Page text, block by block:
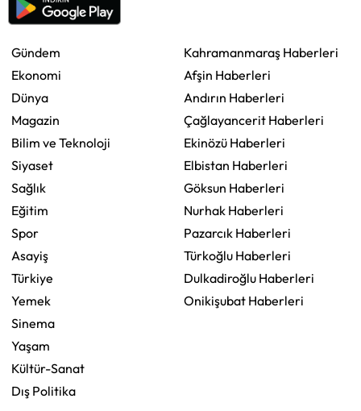
Gündem
Ekonomi
Dünya
Magazin
Bilim ve Teknoloji
Siyaset
Sağlık
Eğitim
Spor
Asayiş
Türkiye
Yemek
Sinema
Yaşam
Kültür-Sanat
Dış Politika
Kahramanmaraş Haberleri
Afşin Haberleri
Andırın Haberleri
Çağlayancerit Haberleri
Ekinözü Haberleri
Elbistan Haberleri
Göksun Haberleri
Nurhak Haberleri
Pazarcık Haberleri
Türkoğlu Haberleri
Dulkadiroğlu Haberleri
Onikişubat Haberleri